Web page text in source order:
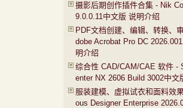
摄影后期创作插件合集 - Nik
9.0.0.11中文版 说明介绍
PDF文档创建、编辑、转换、
dobe Acrobat Pro DC
明介绍
综合性 CAD/CAM/CAE 软件 -
enter NX 2606 Build 3002中文
服装建模、虚拟试衣和面料效
ous Designer Enterprise